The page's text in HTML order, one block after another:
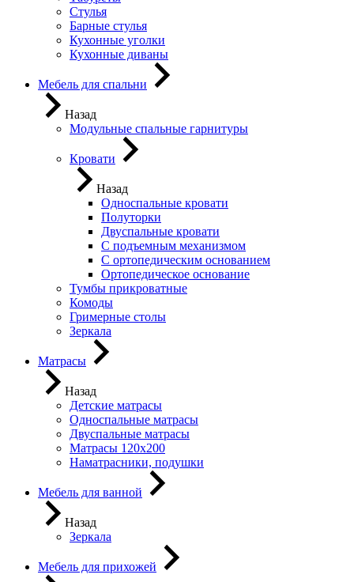
Стулья
Барные стулья
Кухонные уголки
Кухонные диваны
Мебель для спальни
Назад
Модульные спальные гарнитуры
Кровати
Назад
Односпальные кровати
Полуторки
Двуспальные кровати
С подъемным механизмом
С ортопедическим основанием
Ортопедическое основание
Тумбы прикроватные
Комоды
Гримерные столы
Зеркала
Матрасы
Назад
Детские матрасы
Односпальные матрасы
Двуспальные матрасы
Матрасы 120х200
Наматрасники, подушки
Мебель для ванной
Назад
Зеркала
Мебель для прихожей